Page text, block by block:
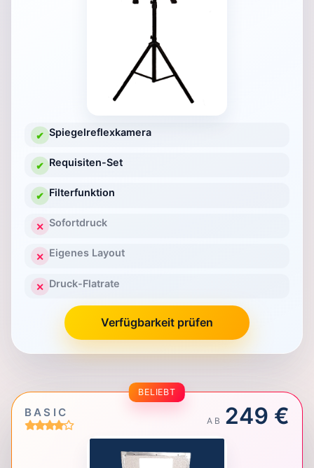
✔ Spiegelreflexkamera
✔ Requisiten-Set
✔ Filterfunktion
✕ Sofortdruck
✕ Eigenes Layout
✕ Druck-Flatrate
Verfügbarkeit prüfen
BELIEBT
BASIC
AB 249 €